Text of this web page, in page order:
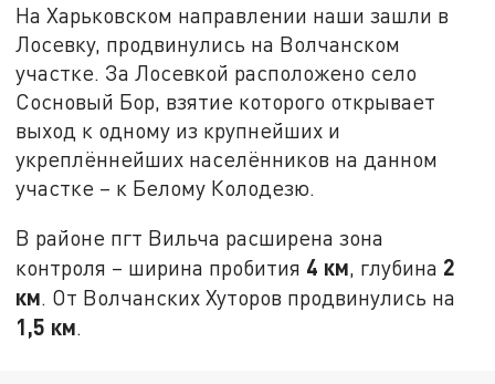
На Харьковском направлении наши зашли в
Лосевку, продвинулись на Волчанском
участке. За Лосевкой расположено село
Сосновый Бор, взятие которого открывает
выход к одному из крупнейших и
укреплённейших населёнников на данном
участке – к Белому Колодезю.
В районе пгт Вильча расширена зона
контроля – ширина пробития 4 км, глубина 2
км. От Волчанских Хуторов продвинулись на
1,5 км.